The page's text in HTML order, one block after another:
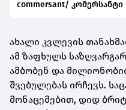
commersant/ კომერსანტი
ახალი კვლევის
ამ ზაფხულს
ამბობენ და
შვებულებას ირჩევს.
მონაცემებით, დიდ